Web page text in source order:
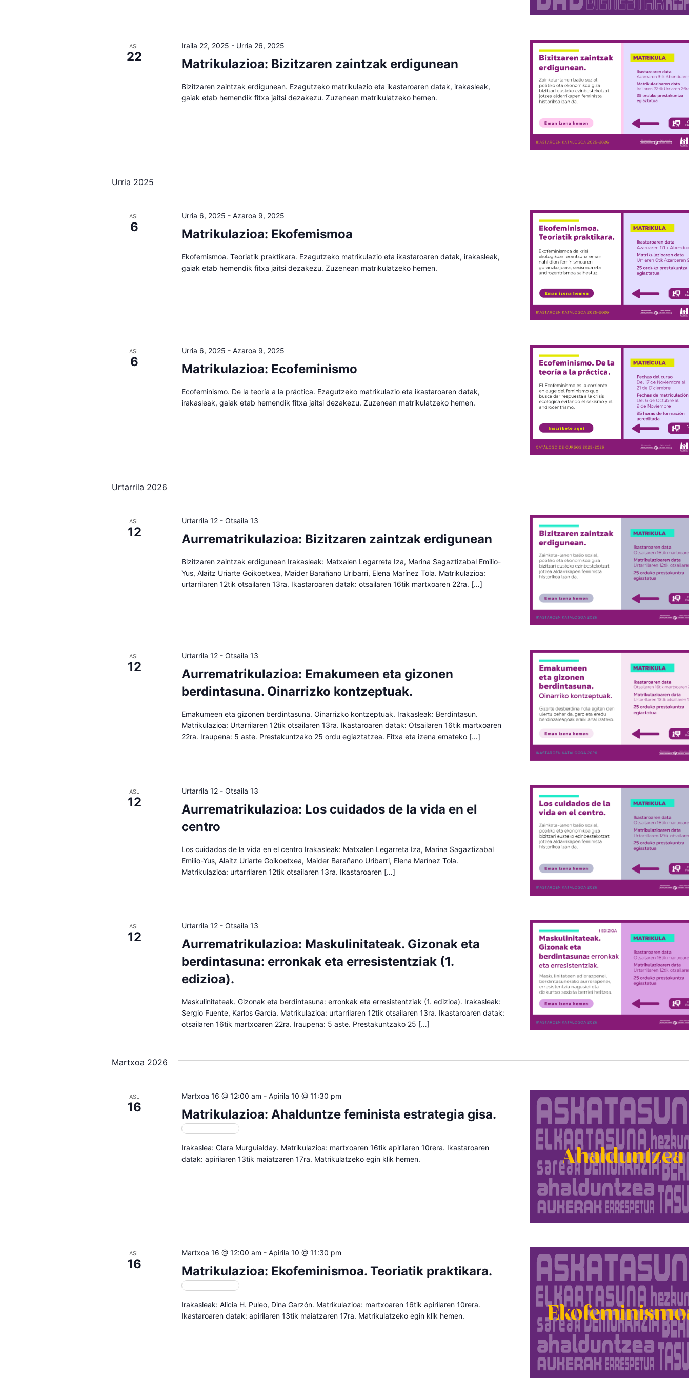
ASL
22 Matrikulazioa: Bizitzaren zaintzak erdigunean
Iraila 22, 2025 - Urria 26, 2025
Bizitzaren zaintzak erdigunean. Ezagutzeko matrikulazio eta ikastaroaren datak, irakasleak,
gaiak etab hemendik fitxa jaitsi dezakezu. Zuzenean matrikulatzeko hemen.
Urria 2025
ASL
6 Matrikulazioa: Ekofemismoa
Urria 6, 2025 -Azaroa 9, 2025
Ekofemismoa. Teoriatik praktikara. Ezagutzeko matrikulazio eta ikastaroaren datak, irakasleak,
gaiak etab hemendik fitxa jaitsi dezakezu. Zuzenean matrikulatzeko hemen.
ASL
6 Matrikulazioa: Ecofeminismo
Urria 6, 2025 -Azaroa 9, 2025
Ecofeminismo. De la teoría a la práctica. Ezagutzeko matrikulazio eta ikastaroaren datak,
irakasleak, gaiak etab hemendik fitxa jaitsi dezakezu. Zuzenean matrikulatzeko hemen.
Urtarrila 2026
ASL
12 Aurrematrikulazioa: Bizitzaren zaintzak erdigunean
Urtarrila 12 -Otsaila 13
Bizitzaren zaintzak erdigunean Irakasleak: Matxalen Legarreta Iza, Marina Sagaztizabal Emilio-
Yus, Alaitz Uriarte Goikoetxea, Maider Barañano Uribarri, Elena Marínez Tola. Matrikulazioa:
urtarrilaren 12tik otsailaren 13ra. Ikastaroaren datak: otsailaren 16tik martxoaren 22ra. […]
ASL
12
Aurrematrikulazioa: Emakumeen eta gizonen
berdintasuna. Oinarrizko kontzeptuak.
Urtarrila 12 -Otsaila 13
Emakumeen eta gizonen berdintasuna. Oinarrizko kontzeptuak. Irakasleak: Berdintasun.
Matrikulazioa: Urtarrilaren 12tik otsailaren 13ra. Ikastaroaren datak: Otsailaren 16tik martxoaren
22ra. Iraupena: 5 aste. Prestakuntzako 25 ordu egiaztatzea. Fitxa eta izena emateko […]
ASL
12
Aurrematrikulazioa: Los cuidados de la vida en el
centro
Urtarrila 12 -Otsaila 13
Los cuidados de la vida en el centro Irakasleak: Matxalen Legarreta Iza, Marina Sagaztizabal
Emilio-Yus, Alaitz Uriarte Goikoetxea, Maider Barañano Uribarri, Elena Marínez Tola.
Matrikulazioa: urtarrilaren 12tik otsailaren 13ra. Ikastaroaren […]
ASL
12
Aurrematrikulazioa: Maskulinitateak. Gizonak eta
berdintasuna: erronkak eta erresistentziak (1.
edizioa).
Urtarrila 12 -Otsaila 13
Maskulinitateak. Gizonak eta berdintasuna: erronkak eta erresistentziak (1. edizioa). Irakasleak:
Sergio Fuente, Karlos García. Matrikulazioa: urtarrilaren 12tik otsailaren 13ra. Ikastaroaren datak:
otsailaren 16tik martxoaren 22ra. Iraupena: 5 aste. Prestakuntzako 25 […]
Martxoa 2026
ASL
16 Matrikulazioa: Ahalduntze feminista estrategia gisa.
Martxoa 16 @ 12:00 am -Apirila 10 @ 11:30 pm
Irakaslea: Clara Murguialday. Matrikulazioa: martxoaren 16tik apirilaren 10rera. Ikastaroaren
datak: apirilaren 13tik maiatzaren 17ra. Matrikulatzeko egin klik hemen.
ASL
16 Matrikulazioa: Ekofeminismoa. Teoriatik praktikara.
Martxoa 16 @ 12:00 am -Apirila 10 @ 11:30 pm
Irakasleak: Alicia H. Puleo, Dina Garzón. Matrikulazioa: martxoaren 16tik apirilaren 10rera.
Ikastaroaren datak: apirilaren 13tik maiatzaren 17ra. Matrikulatzeko egin klik hemen.